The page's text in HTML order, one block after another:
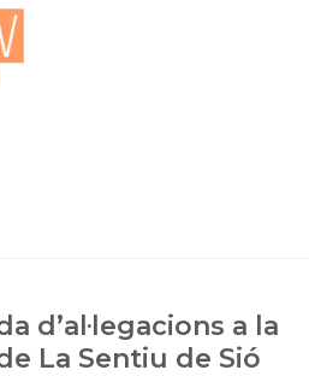
d’al·legacions a la
La Sentiu de Sió